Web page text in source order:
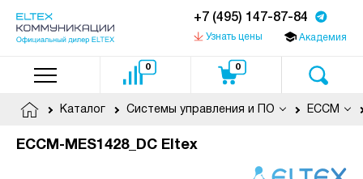
+7 (495) 147-87-84
Узнать цены Академия
0 0
Каталог Системы управления и ПО ECCM
ECCM-MES1428_DC Eltex